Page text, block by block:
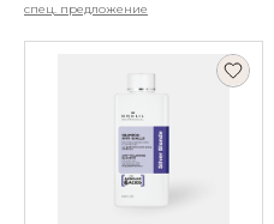
спец. предложение